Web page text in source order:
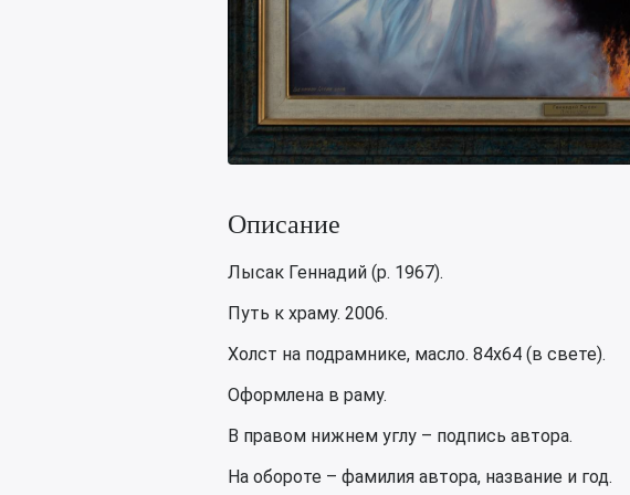
Описание
Лысак Геннадий (р. 1967).
Путь к храму. 2006.
Холст на подрамнике, масло. 84х64 (в свете).
Оформлена в раму.
В правом нижнем углу – подпись автора.
На обороте – фамилия автора, название и год.